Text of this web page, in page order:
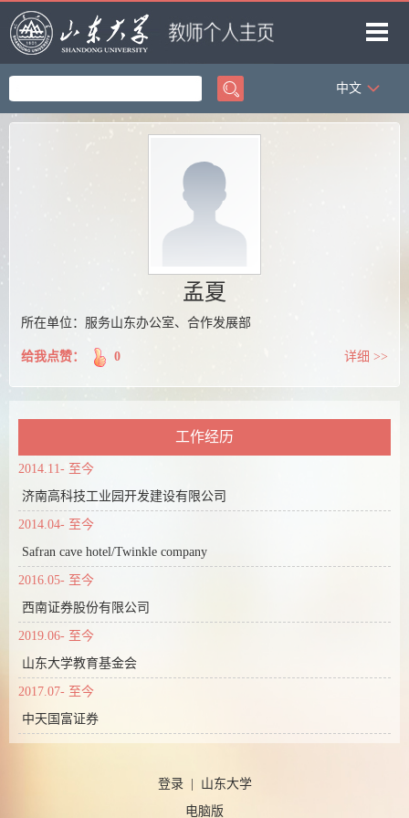
首页
教师博客
中文
孟夏
所在单位：服务山东办公室、合作发展部
给我点赞： 0 详细 >>
工作经历
2014.11- 至今
济南高科技工业园开发建设有限公司
2014.04- 至今
Safran cave hotel/Twinkle company
2016.05- 至今
西南证券股份有限公司
2019.06- 至今
山东大学教育基金会
2017.07- 至今
中天国富证券
登录| 山东大学
电脑版